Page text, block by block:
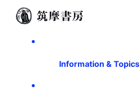
Information & Topics